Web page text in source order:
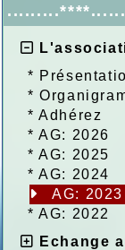
*
*
*Adhérez
*AG: 2026
*AG: 2025
*AG: 2024
AG: 2023
*AG: 2022
Echange